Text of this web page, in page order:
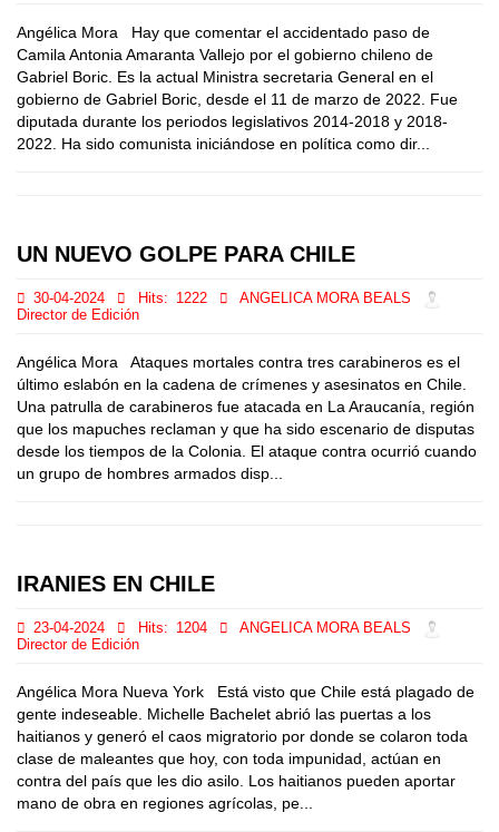
Angélica Mora Hay que comentar el accidentado paso de
Camila Antonia Amaranta Vallejo por el gobierno chileno de
Gabriel Boric. Es la actual Ministra secretaria General en el
gobierno de Gabriel Boric, desde el 11 de marzo de 2022. Fue
diputada durante los periodos legislativos 2014-2018 y 2018-
2022. Ha sido comunista iniciándose en política como dir...
UN NUEVO GOLPE PARA CHILE
30-04-2024 Hits: 1222
ANGELICA MORA BEALS
Director de Edición
Angélica Mora Ataques mortales contra tres carabineros es el
último eslabón en la cadena de crímenes y asesinatos en Chile.
Una patrulla de carabineros fue atacada en La Araucanía, región
que los mapuches reclaman y que ha sido escenario de disputas
desde los tiempos de la Colonia. El ataque contra ocurrió cuando
un grupo de hombres armados disp...
IRANIES EN CHILE
23-04-2024 Hits: 1204
ANGELICA MORA BEALS
Director de Edición
Angélica Mora Nueva York Está visto que Chile está plagado de
gente indeseable. Michelle Bachelet abrió las puertas a los
haitianos y generó el caos migratorio por donde se colaron toda
clase de maleantes que hoy, con toda impunidad, actúan en
contra del país que les dio asilo. Los haitianos pueden aportar
mano de obra en regiones agrícolas, pe...